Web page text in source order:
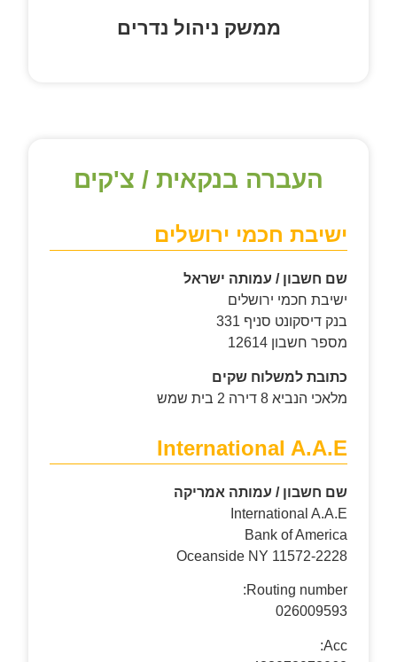
ממשק ניהול נדרים
העברה בנקאית / צ'קים
ישיבת חכמי ירושלים
שם חשבון / עמותה ישראל
ישיבת חכמי ירושלים
בנק דיסקונט סניף 331
מספר חשבון 12614
כתובת למשלוח שקים
מלאכי הנביא 8 דירה 2 בית שמש
International A.A.E
שם חשבון/ עמותה אמריקה
International A.A.E
Bank of America
Oceanside NY 11572-2228
Routing number:
026009593
Acc: